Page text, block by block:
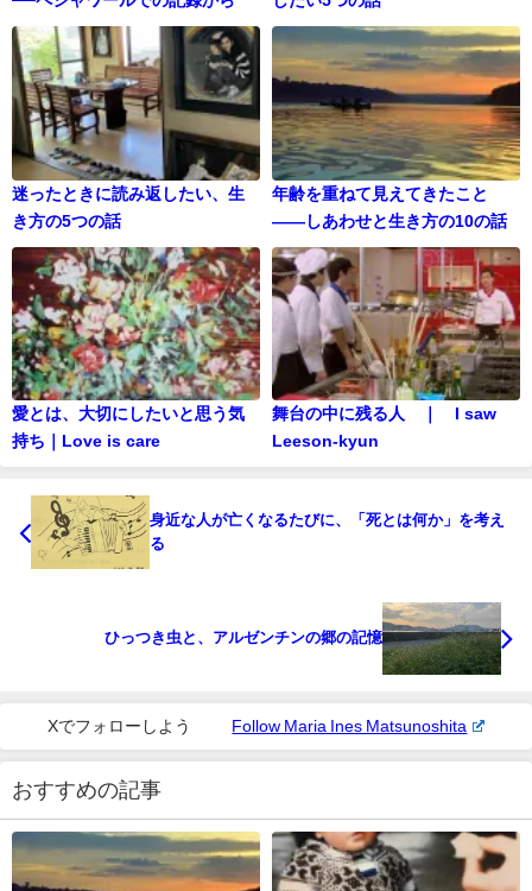
迷ったときに読み返したい、生
き方の5つの話
年齢を重ねて見えてきたこと
——しあわせと生き方の10の話
愛とは、大切にしたいと思う気
持ち｜Love is care
舞台の中に残る人 ｜ I saw
Leeson-kyun
身近な人が亡くなるたびに、「死とは何か」を考え
る
ひっつき虫と、アルゼンチンの郷の記憶
Xでフォローしよう Follow Maria Ines Matsunoshita
おすすめの記事